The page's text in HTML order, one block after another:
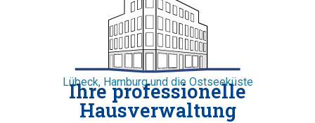
Lübeck, Hamburg und die Ostseeküste
Ihre professionelle
Hausverwaltung